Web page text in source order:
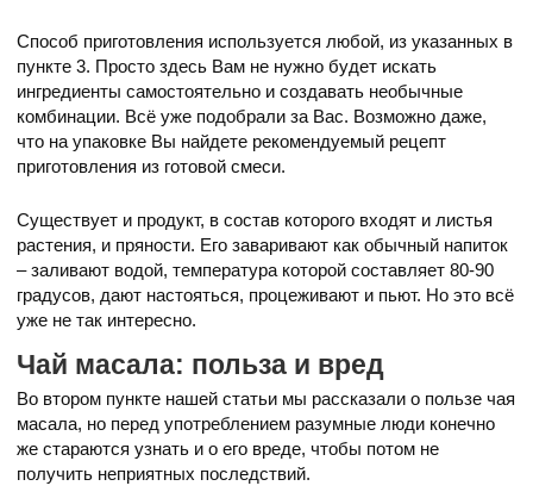
Способ приготовления используется любой, из указанных в
пункте 3. Просто здесь Вам не нужно будет искать
ингредиенты самостоятельно и создавать необычные
комбинации. Всё уже подобрали за Вас. Возможно даже,
что на упаковке Вы найдете рекомендуемый рецепт
приготовления из готовой смеси.
Существует и продукт, в состав которого входят и листья
растения, и пряности. Его заваривают как обычный напиток
– заливают водой, температура которой составляет 80-90
градусов, дают настояться, процеживают и пьют. Но это всё
уже не так интересно.
Чай масала: польза и вред
Во втором пункте нашей статьи мы рассказали о пользе чая
масала, но перед употреблением разумные люди конечно
же стараются узнать и о его вреде, чтобы потом не
получить неприятных последствий.